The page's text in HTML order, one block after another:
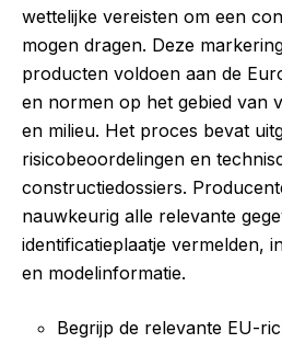
wettelijke vereisten om een
mogen dragen. Deze
producten voldoen aan de
en normen op het gebied van
en milieu. Het proces bevat
risicobeoordelingen en
constructiedossiers.
nauwkeurig alle relevante
identificatieplaatje vermelden,
en modelinformatie.
Begrijp de relevante EU-